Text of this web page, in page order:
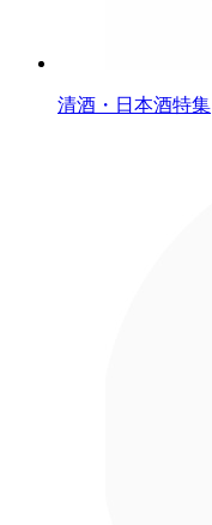
清酒・日本酒特集